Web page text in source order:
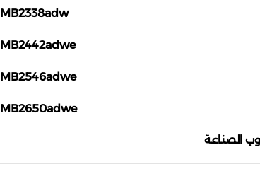
MB2338adw
MB2442adwe
MB2546adwe
MB2650adwe
الصناعة